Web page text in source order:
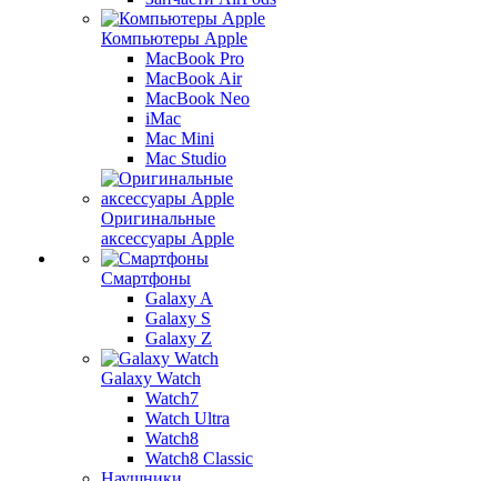
Компьютеры Apple
MacBook Pro
MacBook Air
MacBook Neo
iMac
Mac Mini
Mac Studio
Оригинальные
аксессуары Apple
Смартфоны
Galaxy A
Galaxy S
Galaxy Z
Galaxy Watch
Watch7
Watch Ultra
Watch8
Watch8 Classic